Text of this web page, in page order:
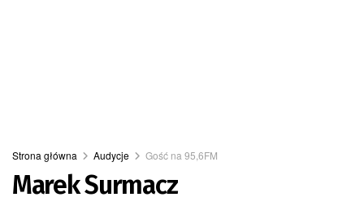
Strona główna Audycje Gość na 95,6FM
Marek Surmacz